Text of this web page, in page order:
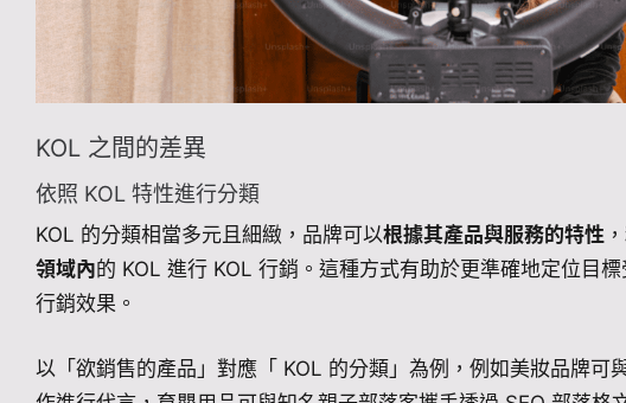
KOL 之間的差異
依照 KOL 特性進行分類
KOL 的分類相當多元且細緻，品牌可以根據其產品與服務的特性
領域內的 KOL 進行 KOL 行銷。這種方式有助於更準確地定位目
行銷效果。
以「欲銷售的產品」對應「 KOL 的分類」為例，例如美妝品牌可